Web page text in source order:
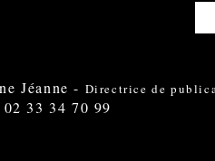
Jéanne - Directrice de
33 34 70 99